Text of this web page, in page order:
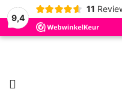
9,4
11
Nieuw